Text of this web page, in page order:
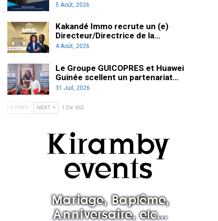
5 Août, 2026
Kakandé Immo recrute un (e)
Directeur/Directrice de la…
4 Août, 2026
Le Groupe GUICOPRES et Huawei
Guinée scellent un partenariat…
31 Juil, 2026
PREV NEXT 1 De 452